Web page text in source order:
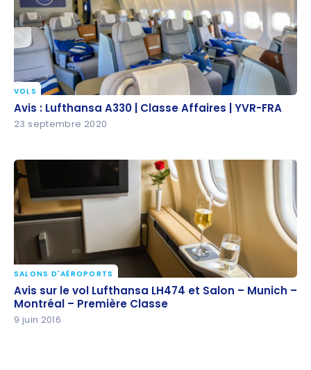
Avis : Lufthansa A330 | Classe Affaires | YVR-FRA
VOLS
Avis : Lufthansa A330 | Classe Affaires | YVR-FRA
23 septembre 2020
Avis sur le vol Lufthansa LH474 et Salon – Munich –
Montréal – Première Classe
SALONS D'AÉROPORTS
Avis sur le vol Lufthansa LH474 et Salon – Munich –
Montréal – Première Classe
9 juin 2016